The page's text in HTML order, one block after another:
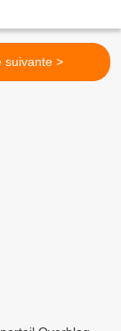
suivante >